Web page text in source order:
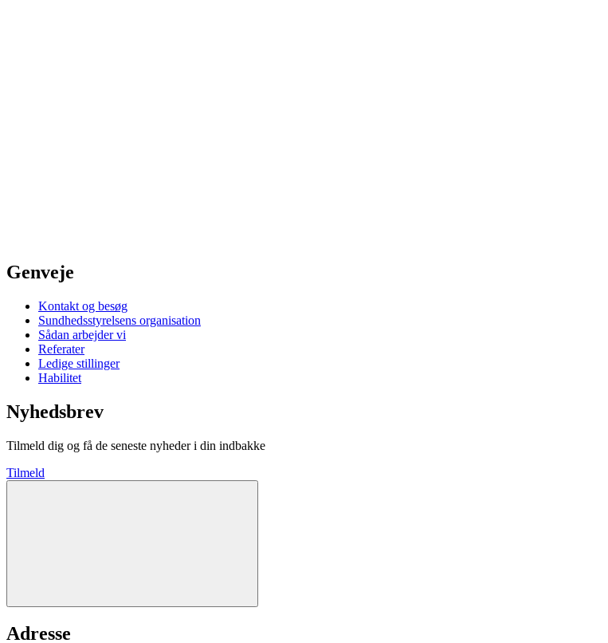
Genveje
Kontakt og besøg
Sundhedsstyrelsens organisation
Sådan arbejder vi
Referater
Ledige stillinger
Habilitet
Nyhedsbrev
Tilmeld dig og få de seneste nyheder i din indbakke
Tilmeld
Adresse